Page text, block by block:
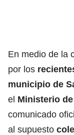
En medio de la
por los
municipio de
el Ministerio
comunicado
al supuesto